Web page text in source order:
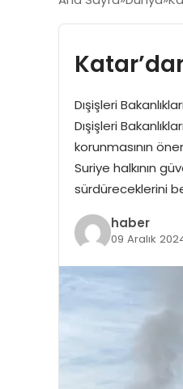
Dışişleri
Dışişleri
korunmasının
Suriye halkının
sürdüreceklerini
haber
09 Aralık